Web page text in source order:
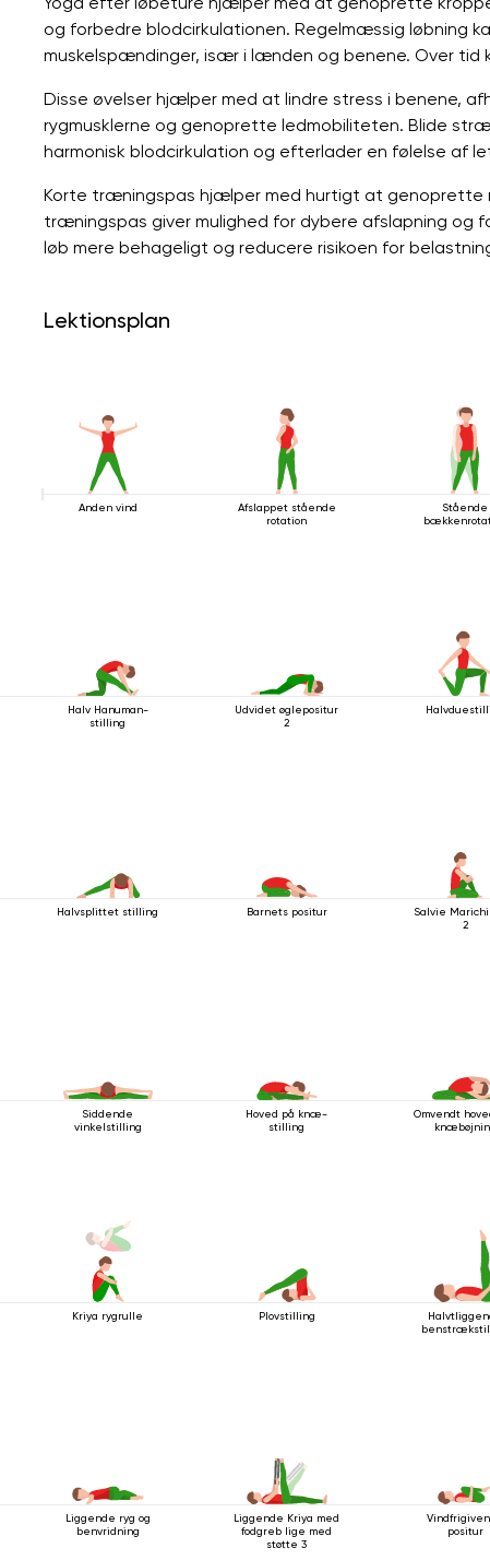
og forbedre blodcirkulationen. Regelmæssig løbning
muskelspændinger, især i lænden og benene. Over tid
Disse øvelser hjælper med at lindre stress i benene,
rygmusklerne og genoprette ledmobiliteten. Blide
harmonisk blodcirkulation og efterlader en følelse af
Korte træningspas hjælper med hurtigt at genoprette
træningspas giver mulighed for dybere afslapning
løb mere behageligt og reducere risikoen for
Lektionsplan
Anden vind
Afslappet stående
rotation
Stående
Halv Hanuman-
stilling
Udvidet øglepositur
2
Halvsplittet stilling Barnets positur
Salvie Marichi
2
Siddende
vinkelstilling
Hoved på knæ-
stilling
Omvendt
Kriya rygrulle Plovstilling
Liggende ryg og
benvridning
Liggende Kriya med
fodgreb lige med
støtte 3
positur